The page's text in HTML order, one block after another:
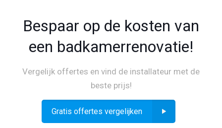
Bespaar op de kosten van
een badkamerrenovatie!
Vergelijk offertes en vind de installateur met de
beste prijs!
Gratis offertes vergelijken